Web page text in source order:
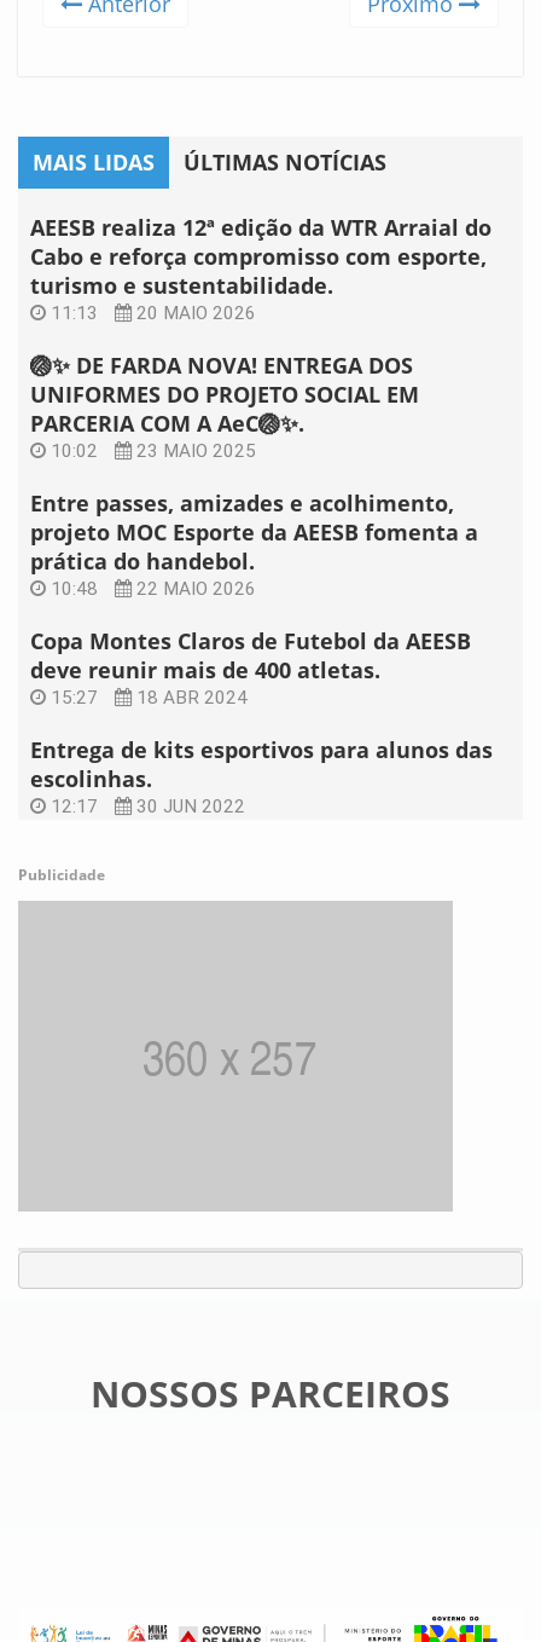
MAIS LIDAS ÚLTIMAS NOTÍCIAS
AEESB realiza 12ª edição da WTR Arraial do
Cabo e reforça compromisso com esporte,
turismo e sustentabilidade.
11:13 20 MAIO 2026
🏐✨ DE FARDA NOVA! ENTREGA DOS
UNIFORMES DO PROJETO SOCIAL EM
PARCERIA COM A AeC🏐✨.
10:02 23 MAIO 2025
Entre passes, amizades e acolhimento,
projeto MOC Esporte da AEESB fomenta a
prática do handebol.
10:48 22 MAIO 2026
Copa Montes Claros de Futebol da AEESB
deve reunir mais de 400 atletas.
15:27 18 ABR 2024
Entrega de kits esportivos para alunos das
escolinhas.
12:17 30 JUN 2022
Publicidade
NOSSOS PARCEIROS